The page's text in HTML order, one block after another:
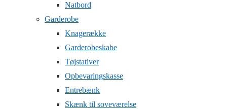
Natbord
Garderobe
Knagerække
Garderobeskabe
Tøjstativer
Opbevaringskasse
Entrebænk
Skænk til soveværelse